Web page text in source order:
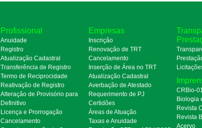
Profissional
Anuidade
Registro
Atualização Cadastral
Transferência de Registro
Termo de Reciprocidade
Reativação de Registro
Alteração de Provisório para
Definitivo
Licença e Prorrogação
Cancelamento
Empresas
Inscrição
Renovação de TRT
Cancelamento
Inserção de Área no TRT
Atualização Cadastral
Averbação de Atestado
Requerimento de PJ
Certidões
Áreas de Atuação
Taxas e Anuidade
CRBio-
Biologia
Revista
Revista
Acervo